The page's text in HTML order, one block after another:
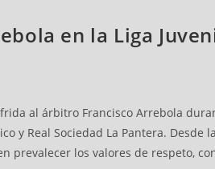
en la Liga
al árbitro Francisco Arrebola
Real Sociedad La Pantera. Desde
los valores de respeto,